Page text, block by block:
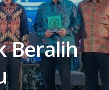
Beralih